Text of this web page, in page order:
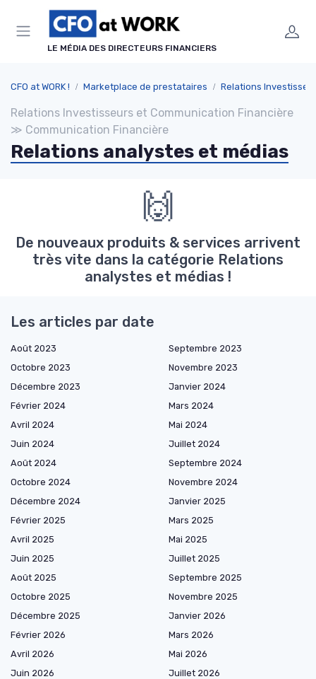
LE MÉDIA DES DIRECTEURS FINANCIERS
CFO at WORK ! Marketplace de prestataires Relations Investisseurs et
Relations Investisseurs et Communication Financière
≫ Communication Financière
Relations analystes et médias
🙌
De nouveaux produits & services arrivent
très vite dans la catégorie Relations
analystes et médias !
Les articles par date
Août 2023
Septembre 2023
Octobre 2023
Novembre 2023
Décembre 2023
Janvier 2024
Février 2024
Mars 2024
Avril 2024
Mai 2024
Juin 2024
Juillet 2024
Août 2024
Septembre 2024
Octobre 2024
Novembre 2024
Décembre 2024
Janvier 2025
Février 2025
Mars 2025
Avril 2025
Mai 2025
Juin 2025
Juillet 2025
Août 2025
Septembre 2025
Octobre 2025
Novembre 2025
Décembre 2025
Janvier 2026
Février 2026
Mars 2026
Avril 2026
Mai 2026
Juin 2026
Juillet 2026
Panneau de gestion des cookies